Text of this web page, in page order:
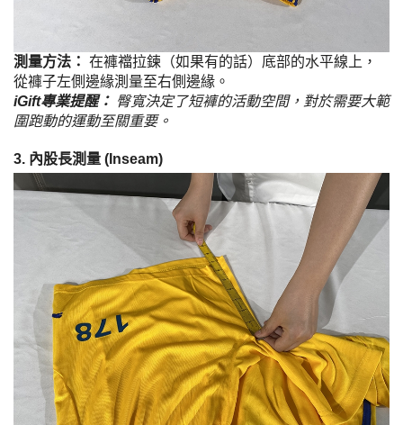
測量方法： 在褲襠拉鍊（如果有的話）底部的水平線上，
從褲子左側邊緣測量至右側邊緣。
iGift專業提醒： 臀寬決定了短褲的活動空間，對於需要大範
圍跑動的運動至關重要。
3. 內股長測量 (Inseam)